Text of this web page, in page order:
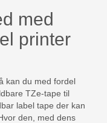
med
printer
kan du med fordel
TZe-tape til
label tape der kan
den, med dens